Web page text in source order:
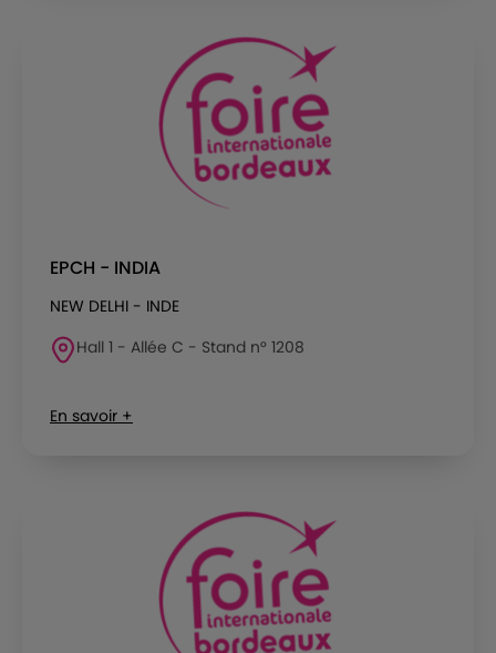
EPCH - INDIA
NEW DELHI - INDE
Hall 1 - Allée C - Stand n° 1208
En savoir +